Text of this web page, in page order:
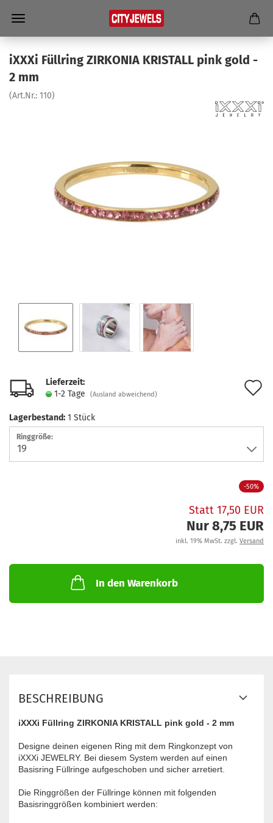
iXXXi Füll­ring ZIR­KO­NIA KRIS­TALL pink gold -
2 mm
(Art.Nr.: 110)
Lieferzeit:
1-2 Tage
(Ausland abweichend)
Lagerbestand: 1 Stück
Ringgröße:
-50%
Statt 17,50 EUR
Nur 8,75 EUR
inkl. 19% MwSt. zzgl. Versand
In den Warenkorb
BESCHREIBUNG
iXXXi Füllring ZIRKONIA KRISTALL pink gold - 2 mm
Designe deinen eigenen Ring mit dem Ringkonzept von
iXXXi JEWELRY. Bei diesem System werden auf einen
Basisring Füllringe aufgeschoben und sicher arretiert.
Die Ringgrößen der Füllringe können mit folgenden
Basisringgrößen kombiniert werden: